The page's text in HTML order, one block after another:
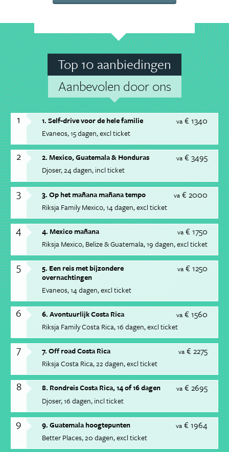
Top 10 aanbiedingen
Aanbevolen door ons
1 va € 1340
1. Self-drive voor de hele familie
Evaneos 15 dagen excl ticket
2 va € 3495
2. Mexico, Guatemala & Honduras
Djoser 24 dagen incl ticket
3 va € 2000
3. Op het mañana mañana tempo
Riksja Family Mexico 14 dagen excl ticket
4 va € 1750
4. Mexico mañana
Riksja Mexico, Belize & Guatemala 19 dagen excl ticket
5 va € 1250
5. Een reis met bijzondere
overnachtingen
Evaneos 14 dagen excl ticket
6 va € 1560
6. Avontuurlijk Costa Rica
Riksja Family Costa Rica 16 dagen excl ticket
7 va € 2275
7. Off road Costa Rica
Riksja Costa Rica 22 dagen excl ticket
8 va € 2695
8. Rondreis Costa Rica, 14 of 16 dagen
Djoser 16 dagen incl ticket
9 va € 1964
9. Guatemala hoogtepunten
Better Places 20 dagen excl ticket